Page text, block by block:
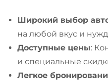
Широкий выбор
на любой вкус и
Доступные цены:
и специальные
Легкое